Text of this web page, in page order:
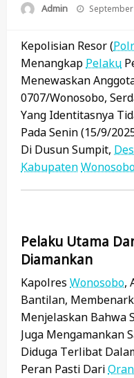
Admin
Posted
Kepolisian Resor (
Menangkap Pelaku
Menewaskan
0707/Wonosobo,
Yang Identitasnya
Pada Senin (15/9/
Di Dusun Sumpit,
Kabupaten
Pelaku Utama
Diamankan
Kapolres Wonosobo,
Bantilan,
Menjelaskan Bahwa
Juga Mengamankan
Diduga Terlibat
Peran Pasti Dari